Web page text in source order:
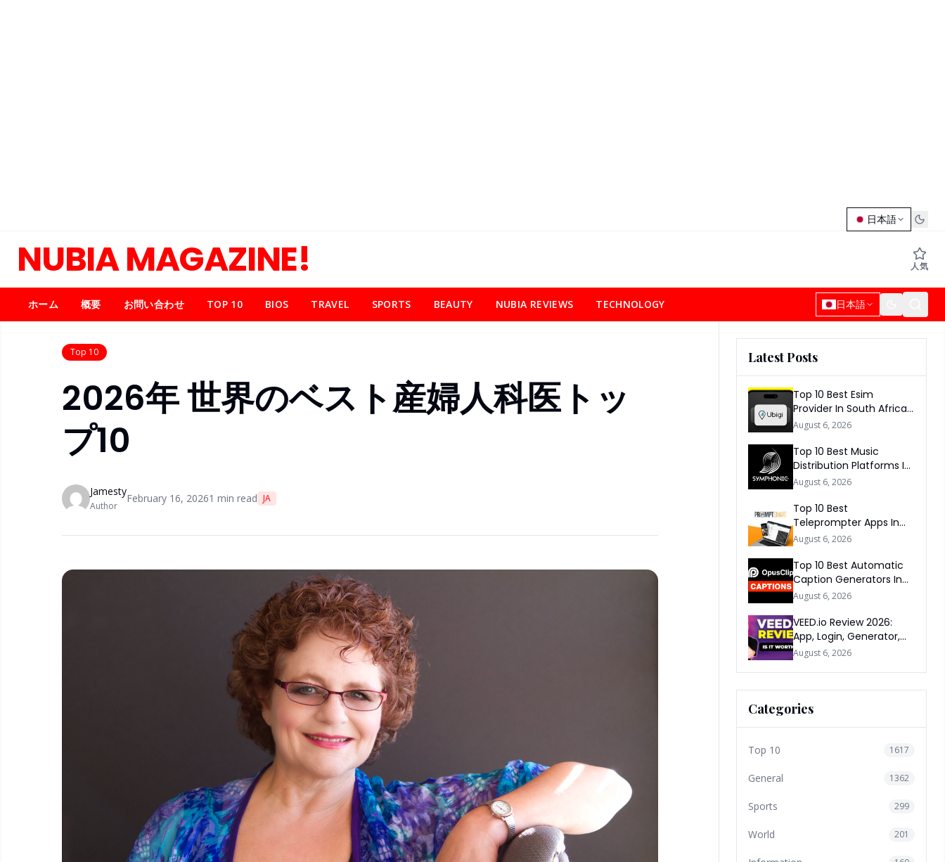
日本語
NUBIA MAGAZINE! 人気
ホーム 概要 お問い合わせ TOP 10 BIOS TRAVEL SPORTS BEAUTY NUBIA REVIEWS TECHNOLOGY 日本語
Top 10
2026年 世界のベスト産婦人科医トッ
プ10
Jamesty
Author
February 16, 20261 min read JA
Latest Posts
Top 10 Best Esim
Provider In South Africa
2026
August 6, 2026
Top 10 Best Music
Distribution Platforms In
The World 2026
August 6, 2026
Top 10 Best
Teleprompter Apps In
2026
August 6, 2026
Top 10 Best Automatic
Caption Generators In
The World 2026
August 6, 2026
VEED.io Review 2026:
App, Login, Generator,
Download, AI & FAQs
August 6, 2026
Categories
Top 10 1617
General 1362
Sports 299
World 201